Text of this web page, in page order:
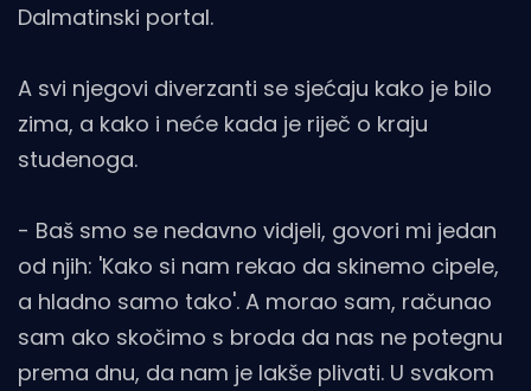
Dalmatinski portal.
A svi njegovi diverzanti se sjećaju kako je bilo
zima, a kako i neće kada je riječ o kraju
studenoga.
- Baš smo se nedavno vidjeli, govori mi jedan
od njih: 'Kako si nam rekao da skinemo cipele,
a hladno samo tako'. A morao sam, računao
sam ako skočimo s broda da nas ne potegnu
prema dnu, da nam je lakše plivati. U svakom